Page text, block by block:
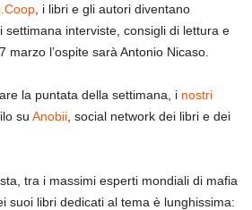
, i libri e gli autori diventano
settimana interviste, consigli di lettura e
l’ospite sarà Antonio Nicaso.
la puntata della settimana, i nostri
su Anobii , social network dei libri e dei
tra i massimi esperti mondiali di mafia
suoi libri dedicati al tema è lunghissima: